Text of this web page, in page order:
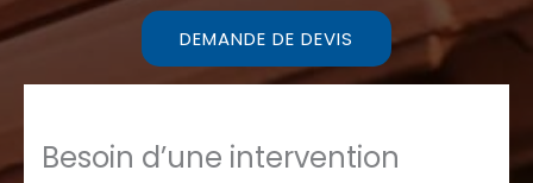
DEMANDE DE DEVIS
Besoin d’une intervention